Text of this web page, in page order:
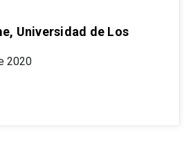
Universidad de Los
2020